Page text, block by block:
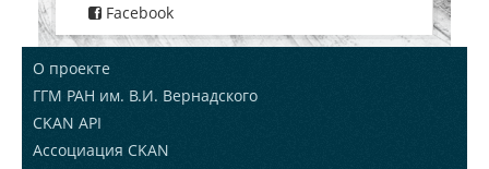
Facebook
О проекте
ГГМ РАН им. В.И. Вернадского
CKAN API
Ассоциация CKAN